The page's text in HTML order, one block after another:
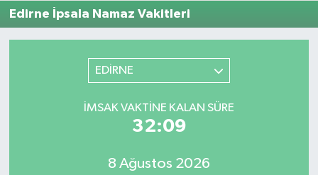
Edirne İpsala Namaz Vakitleri
EDİRNE
İMSAK VAKTINE KALAN SÜRE
32:08
8 Ağustos 2026
Politika
Süper Lig Puan Durumu ve Fikstür